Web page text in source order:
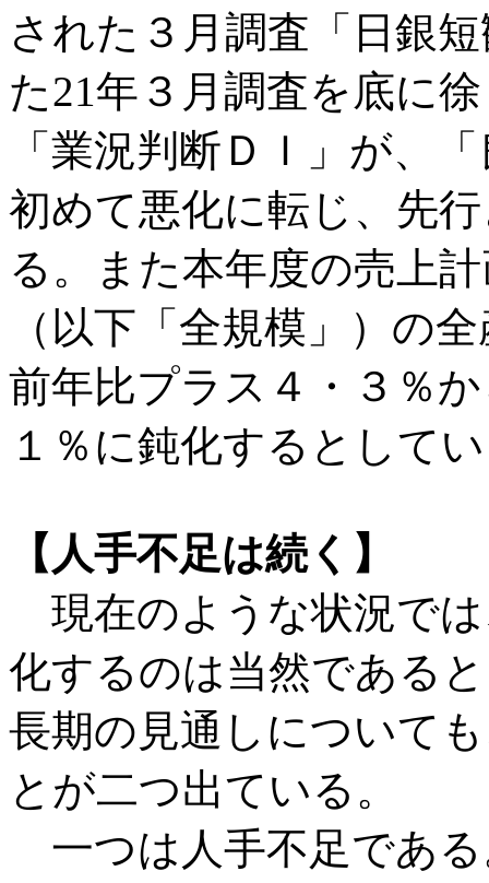
された３月調査「日銀
た21年３月調査を底に
「業況判断ＤＩ」が、
初めて悪化に転じ、先
る。また本年度の売上
（以下「全規模」）の
前年比プラス４・３％
１％に鈍化するとして
【人手不足は続く】
現在のような状況で
化するのは当然である
長期の見通しについて
とが二つ出ている。
一つは人手不足である